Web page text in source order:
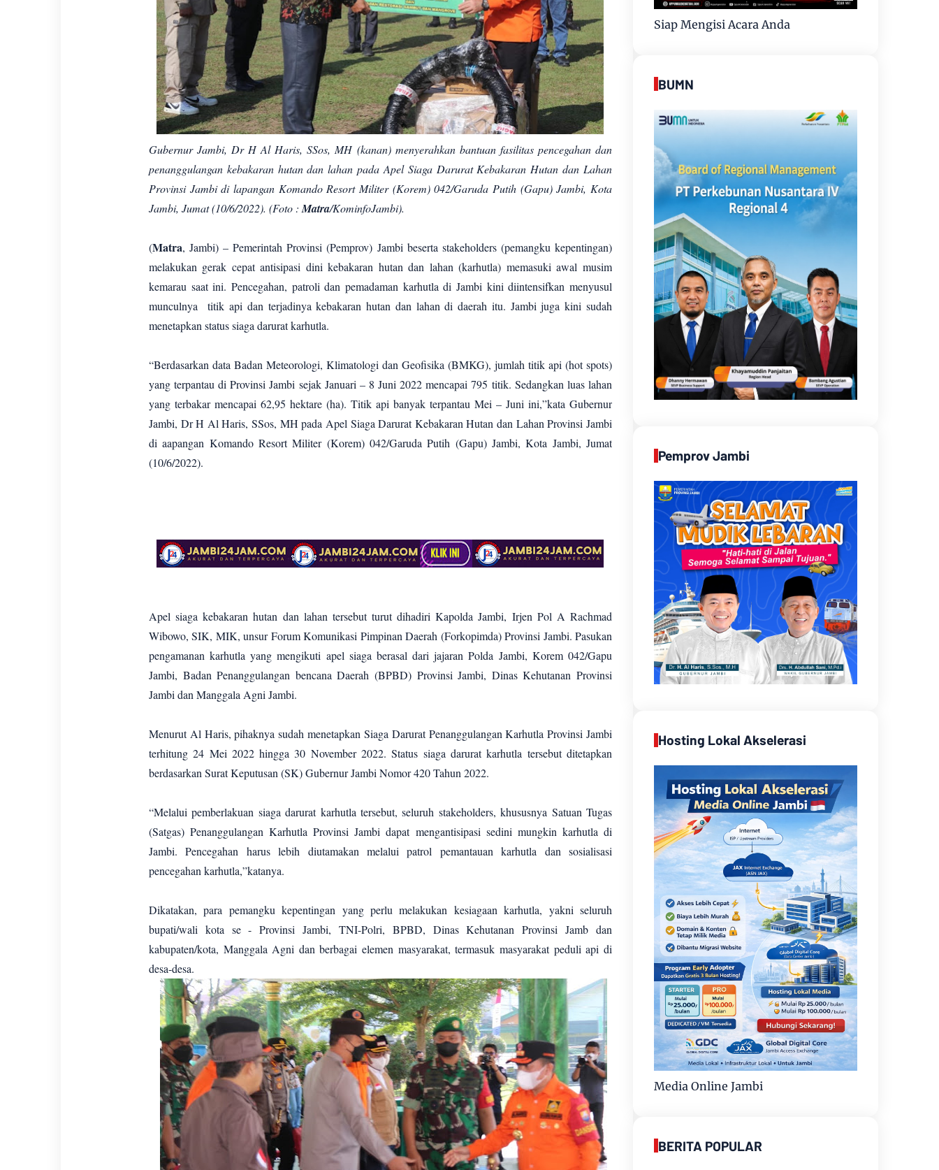
Gubernur Jambi, Dr H Al Haris, SSos, MH (kanan) menyerahkan bantuan fasilitas pencegahan dan
penanggulangan kebakaran hutan dan lahan pada Apel Siaga Darurat Kebakaran Hutan dan Lahan
Provinsi Jambi di lapangan Komando Resort Militer (Korem) 042/Garuda Putih (Gapu) Jambi, Kota
Jambi, Jumat (10/6/2022). (Foto : Matra/KominfoJambi).
(Matra, Jambi) – Pemerintah Provinsi (Pemprov) Jambi beserta stakeholders (pemangku kepentingan)
melakukan gerak cepat antisipasi dini kebakaran hutan dan lahan (karhutla) memasuki awal musim
kemarau saat ini. Pencegahan, patroli dan pemadaman karhutla di Jambi kini diintensifkan menyusul
munculnya titik api dan terjadinya kebakaran hutan dan lahan di daerah itu. Jambi juga kini sudah
menetapkan status siaga darurat karhutla.
“Berdasarkan data Badan Meteorologi, Klimatologi dan Geofisika (BMKG), jumlah titik api (hot spots)
yang terpantau di Provinsi Jambi sejak Januari – 8 Juni 2022 mencapai 795 titik. Sedangkan luas lahan
yang terbakar mencapai 62,95 hektare (ha). Titik api banyak terpantau Mei – Juni ini,”kata Gubernur
Jambi, Dr H Al Haris, SSos, MH pada Apel Siaga Darurat Kebakaran Hutan dan Lahan Provinsi Jambi
di aapangan Komando Resort Militer (Korem) 042/Garuda Putih (Gapu) Jambi, Kota Jambi, Jumat
(10/6/2022).
Apel siaga kebakaran hutan dan lahan tersebut turut dihadiri Kapolda Jambi, Irjen Pol A Rachmad
Wibowo, SIK, MIK, unsur Forum Komunikasi Pimpinan Daerah (Forkopimda) Provinsi Jambi. Pasukan
pengamanan karhutla yang mengikuti apel siaga berasal dari jajaran Polda Jambi, Korem 042/Gapu
Jambi, Badan Penanggulangan bencana Daerah (BPBD) Provinsi Jambi, Dinas Kehutanan Provinsi
Jambi dan Manggala Agni Jambi.
Menurut Al Haris, pihaknya sudah menetapkan Siaga Darurat Penanggulangan Karhutla Provinsi Jambi
terhitung 24 Mei 2022 hingga 30 November 2022. Status siaga darurat karhutla tersebut ditetapkan
berdasarkan Surat Keputusan (SK) Gubernur Jambi Nomor 420 Tahun 2022.
“Melalui pemberlakuan siaga darurat karhutla tersebut, seluruh stakeholders, khususnya Satuan Tugas
(Satgas) Penanggulangan Karhutla Provinsi Jambi dapat mengantisipasi sedini mungkin karhutla di
Jambi. Pencegahan harus lebih diutamakan melalui patrol pemantauan karhutla dan sosialisasi
pencegahan karhutla,”katanya.
Dikatakan, para pemangku kepentingan yang perlu melakukan kesiagaan karhutla, yakni seluruh
bupati/wali kota se - Provinsi Jambi, TNI-Polri, BPBD, Dinas Kehutanan Provinsi Jamb dan
kabupaten/kota, Manggala Agni dan berbagai elemen masyarakat, termasuk masyarakat peduli api di
desa-desa.
Siap Mengisi Acara Anda
BUMN
Pemprov Jambi
Hosting Lokal Akselerasi
Media Online Jambi
BERITA POPULAR